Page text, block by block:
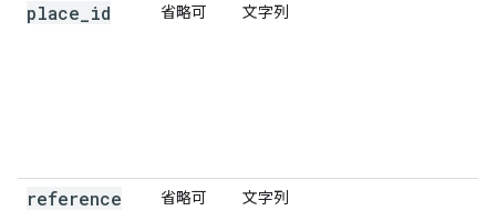
place id 省略可 文字列
reference 省略可 文字列